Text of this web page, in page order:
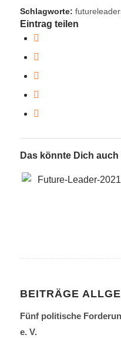
Schlagworte:
Eintrag teilen
Das könnte Dich
BEITRÄGE
Fünf politische
e. V.